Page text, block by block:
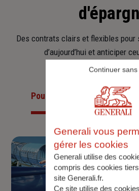
Des contrats clairs et flexibles pour
d’aujourd’hui et anticiper
Pour les particuliersPour
Generali vous
gérer les cookies
Generali utilise des
compris des cookies
site Generali.fr.
Ce site utilise des
Continuer